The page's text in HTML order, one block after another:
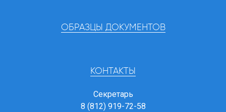
ОБРАЗЦЫ ДОКУМЕНТОВ
КОНТАКТЫ
Секретарь
8 (812) 919-72-58